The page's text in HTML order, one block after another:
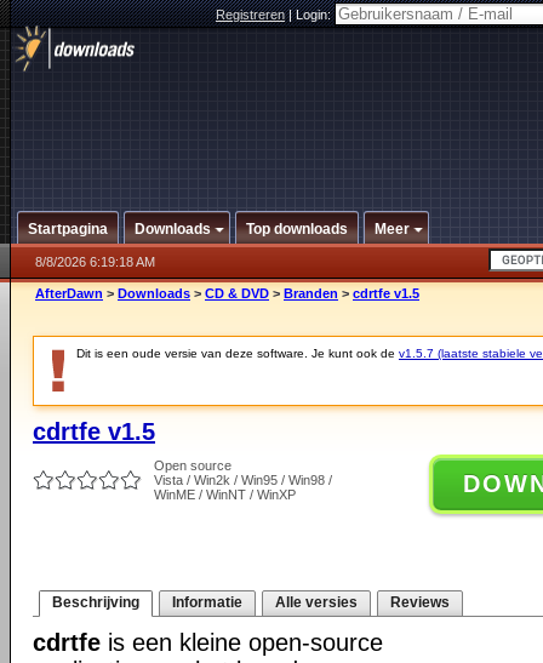
Registreren|Login:
Startpagina Downloads Top downloads Meer
8/8/2026 6:19:18 AM
AfterDawn > Downloads > CD & DVD > Branden > cdrtfe v1.5
Dit is een oude versie van deze software. Je kunt ook de v1.5.7 (laatste stabiele
cdrtfe v1.5
Open source
Vista / Win2k / Win95 / Win98 /
WinME / WinNT / WinXP
Beschrijving Informatie Alle versies Reviews
cdrtfe is een kleine open-source